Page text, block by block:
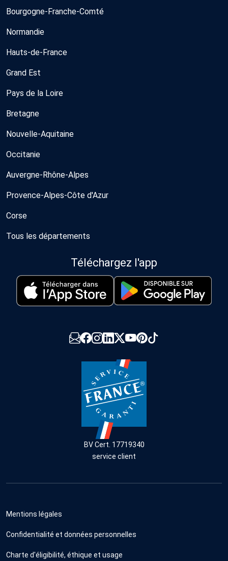
Bourgogne-Franche-Comté
Normandie
Hauts-de-France
Grand Est
Pays de la Loire
Bretagne
Nouvelle-Aquitaine
Occitanie
Auvergne-Rhône-Alpes
Provence-Alpes-Côte d'Azur
Corse
Tous les départements
Téléchargez l'app
BV Cert. 17719340
service client
Mentions légales
Confidentialité et données personnelles
Charte d'éligibilité, éthique et usage